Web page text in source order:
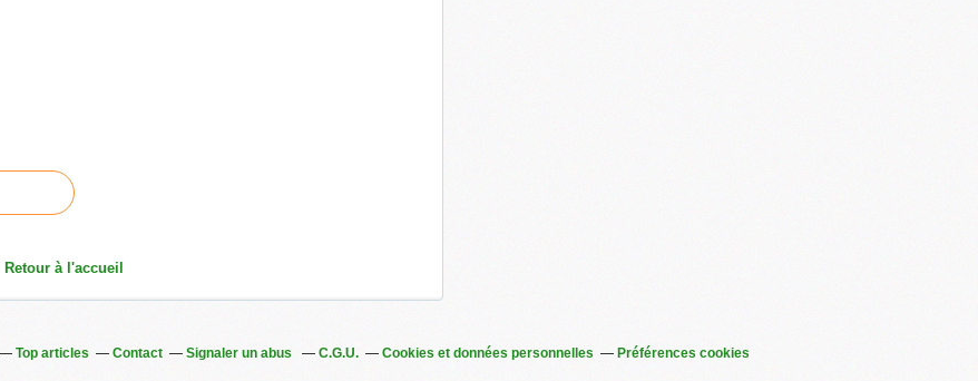
Retour à l'accueil
Top articles Contact Signaler un abus C.G.U. Cookies et données personnelles Préférences cookies